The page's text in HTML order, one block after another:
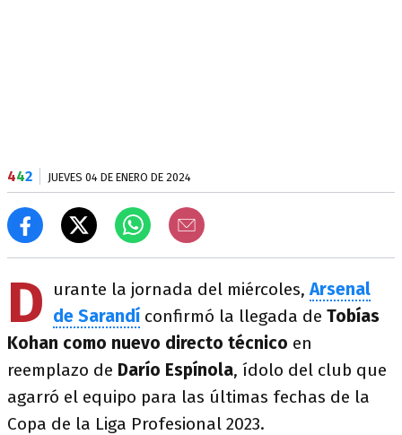
442 JUEVES 04 DE ENERO DE 2024
D urante la jornada del miércoles, Arsenal
de Sarandí confirmó la llegada de Tobías
Kohan como nuevo directo técnico en
reemplazo de Darío Espínola, ídolo del club que
agarró el equipo para las últimas fechas de la
Copa de la Liga Profesional 2023.